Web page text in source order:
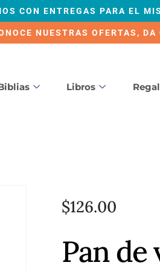
CON ENTREGAS PARA EL
NUESTRAS OFERTAS, DA
Libros
$126.00
Pan de